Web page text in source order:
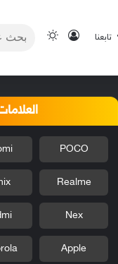
تابعنا تسجيل الدخول
الوضع
POCO
Realme
Nex
Apple